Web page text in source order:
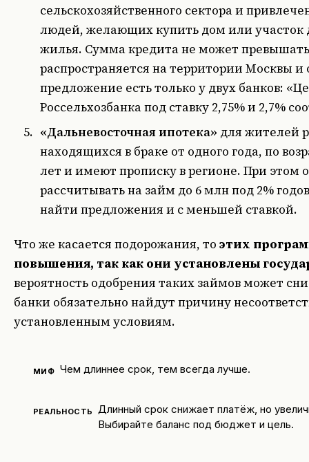
сельскохозяйственного сектора и
людей, желающих купить дом или участок
жилья. Сумма кредита не может
распространяется на территории Москвы и
предложение есть только у двух банков:
Россельхозбанка под ставку 2,75% и 2,7%
«Дальневосточная ипотека» для жителей
находящихся в браке от одного года, по
лет и имеют прописку в регионе. При этом
рассчитывать на займ до 6 млн под 2%
найти предложения и с меньшей ставкой.
Что же касается подорожания, то этих
повышения, так как они установлены
вероятность одобрения таких займов может
банки обязательно найдут причину
установленным условиям.
МИФ Чем длиннее срок, тем всегда лучше.
РЕАЛЬНОСТЬ
Длинный срок снижает платёж, но
Выбирайте баланс под бюджет и цель.